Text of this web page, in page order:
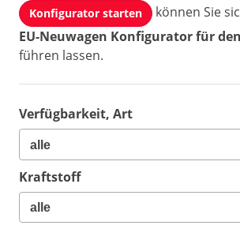
Konfigurator starten
können Sie
EU-Neuwagen Konfigurator für
führen lassen.
Verfügbarkeit, Art
Kraftstoff